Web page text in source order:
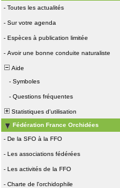
- Toutes les actualités
- Sur votre agenda
- Espèces à publication limitée
- Avoir une bonne conduite naturaliste
Aide
- Symboles
- Questions fréquentes
Statistiques d'utilisation
Fédération France Orchidées
- De la SFO à la FFO
- Les associations fédérées
- Les activités de la FFO
- Charte de l'orchidophile